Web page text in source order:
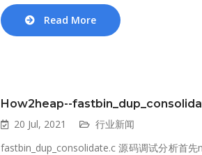
Read More
How2heap--
20 Jul, 2021
行业新闻
fastbin_dup_consolidate.c 源码调试分析首